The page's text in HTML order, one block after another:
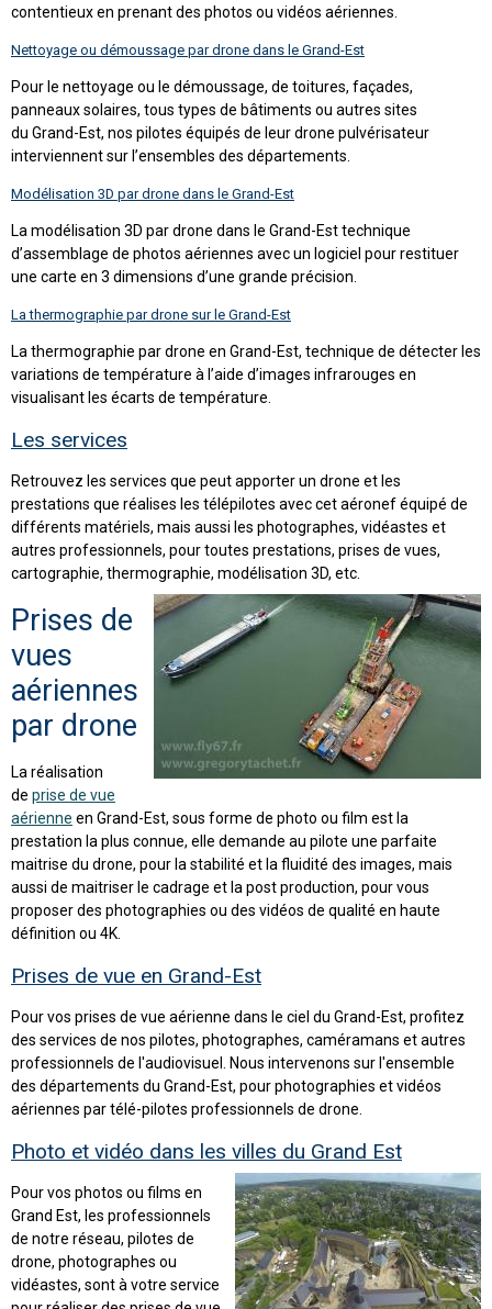
contentieux en prenant des photos ou vidéos aériennes.
Nettoyage ou démoussage par drone dans le Grand-Est
Pour le nettoyage ou le démoussage, de toitures, façades,
panneaux solaires, tous types de bâtiments ou autres sites
du Grand-Est, nos pilotes équipés de leur drone pulvérisateur
interviennent sur l’ensembles des départements.
Modélisation 3D par drone dans le Grand-Est
La modélisation 3D par drone dans le Grand-Est technique
d’assemblage de photos aériennes avec un logiciel pour restituer
une carte en 3 dimensions d’une grande précision.
La thermographie par drone sur le Grand-Est
La thermographie par drone en Grand-Est, technique de détecter les
variations de température à l’aide d’images infrarouges en
visualisant les écarts de température.
Les services
Retrouvez les services que peut apporter un drone et les
prestations que réalises les télépilotes avec cet aéronef équipé de
différents matériels, mais aussi les photographes, vidéastes et
autres professionnels, pour toutes prestations, prises de vues,
cartographie, thermographie, modélisation 3D, etc.
Prises de
vues
aériennes
par drone
La réalisation
de prise de vue
aérienne en Grand-Est, sous forme de photo ou film est la
prestation la plus connue, elle demande au pilote une parfaite
maitrise du drone, pour la stabilité et la fluidité des images, mais
aussi de maitriser le cadrage et la post production, pour vous
proposer des photographies ou des vidéos de qualité en haute
définition ou 4K.
Prises de vue en Grand-Est
Pour vos prises de vue aérienne dans le ciel du Grand-Est, profitez
des services de nos pilotes, photographes, caméramans et autres
professionnels de l'audiovisuel. Nous intervenons sur l'ensemble
des départements du Grand-Est, pour photographies et vidéos
aériennes par télé-pilotes professionnels de drone.
Photo et vidéo dans les villes du Grand Est
Pour vos photos ou films en
Grand Est, les professionnels
de notre réseau, pilotes de
drone, photographes ou
vidéastes, sont à votre service